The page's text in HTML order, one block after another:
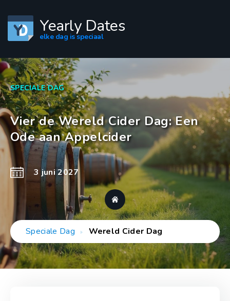
Yearly Dates
elke dag is speciaal
SPECIALE DAG
Vier de Wereld Cider Dag: Een
Ode aan Appelcider
3 juni 2027
Speciale Dag Wereld Cider Dag